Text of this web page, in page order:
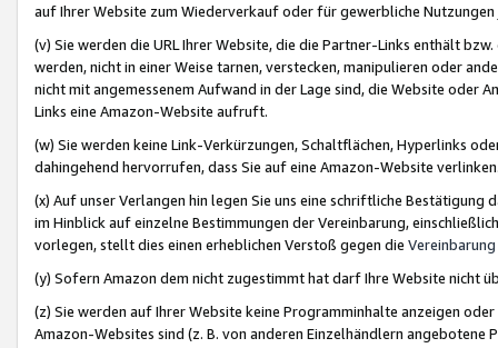
auf Ihrer Website zum Wiederverkauf oder für gewerbliche
(v) Sie werden die URL Ihrer Website, die die Partner-Links enthält
werden, nicht in einer Weise tarnen, verstecken, manipulieren oder
nicht mit angemessenem Aufwand in der Lage sind, die Website oder
Links eine Amazon-Website aufruft.
(w) Sie werden keine Link-Verkürzungen, Schaltflächen, Hyperlinks
dahingehend hervorrufen, dass Sie auf eine Amazon-Website
(x) Auf unser Verlangen hin legen Sie uns eine schriftliche
im Hinblick auf einzelne Bestimmungen der Vereinbarung,
vorlegen, stellt dies einen erheblichen Verstoß gegen die Vereinbarung
(y) Sofern Amazon dem nicht zugestimmt hat darf Ihre Website nicht
(z) Sie werden auf Ihrer Website keine Programminhalte anzeigen
Amazon-Websites sind (z. B. von anderen Einzelhändlern